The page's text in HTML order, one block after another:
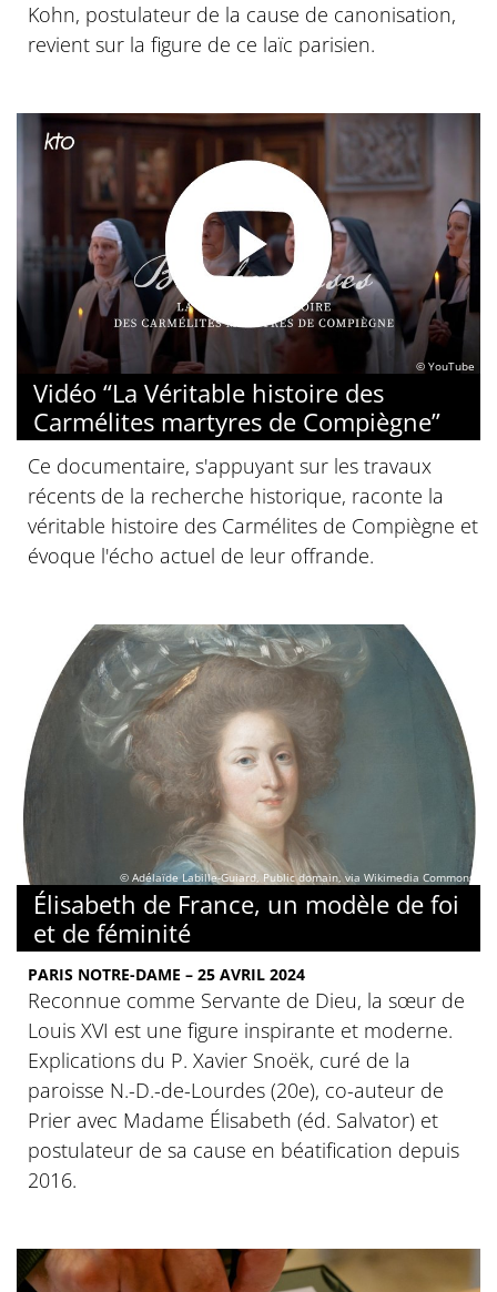
Kohn, postulateur de la cause de canonisation,
revient sur la figure de ce laïc parisien.
© YouTube
Vidéo “La Véritable histoire des
Carmélites martyres de Compiègne”
Ce documentaire, s'appuyant sur les travaux
récents de la recherche historique, raconte la
véritable histoire des Carmélites de Compiègne et
évoque l'écho actuel de leur offrande.
© Adélaïde Labille-Guiard, Public domain, via Wikimedia Commons
Élisabeth de France, un modèle de foi
et de féminité
PARIS NOTRE-DAME – 25 AVRIL 2024
Reconnue comme Servante de Dieu, la sœur de
Louis XVI est une figure inspirante et moderne.
Explications du P. Xavier Snoëk, curé de la
paroisse N.-D.-de-Lourdes (20e), co-auteur de
Prier avec Madame Élisabeth (éd. Salvator) et
postulateur de sa cause en béatification depuis
2016.